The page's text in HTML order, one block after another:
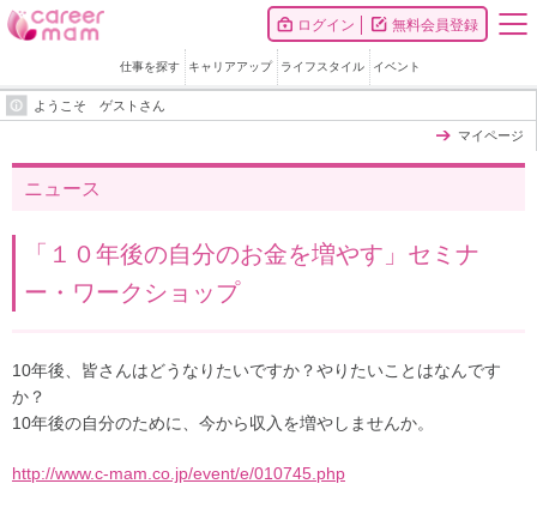
ログイン 無料会員登録
仕事を探す キャリアアップ ライフスタイル イベント
ようこそ ゲストさん
マイページ
ニュース
「１０年後の自分のお金を増やす」セミナ
ー・ワークショップ
10年後、皆さんはどうなりたいですか？やりたいことはなんです
か？
10年後の自分のために、今から収入を増やしませんか。
http://www.c-mam.co.jp/event/e/010745.php